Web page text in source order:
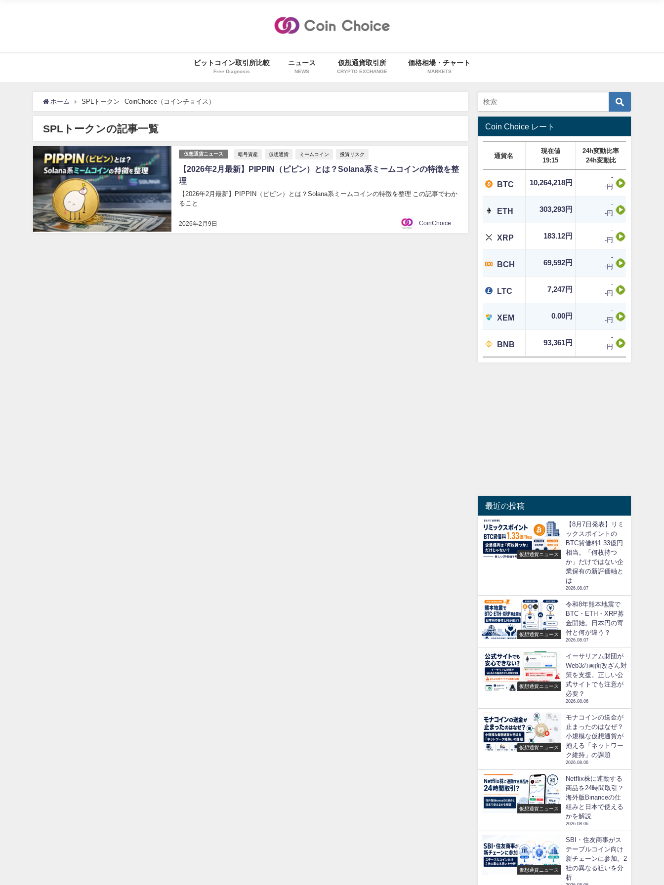
ビットコイン取引所比較
Free Diagnosis
ニュース
NEWS
仮想通貨取引所
CRYPTO EXCHANGE
価格相場・チャート
MARKETS
ホーム SPLトークン - CoinChoice（コインチョイス）
SPLトークンの記事一覧
仮想通貨ニュース 暗号資産 仮想通貨 ミームコイン 投資リスク
【2026年2月最新】PIPPIN（ピピン）とは？Solana系ミームコインの特徴を整
理
2026年2月9日
【2026年2月最新】PIPPIN（ピピン）とは？Solana系ミームコインの特徴を整理 この記事でわか
ること
Coin Choice レート
通貨名
現在値
19:15
24h変動比率
24h変動比
BTC 10,264,218円
-
-円
ETH 303,293円
-
-円
XRP 183.12円
-
-円
BCH 69,592円
-
-円
LTC 7,247円
-
-円
XEM 0.00円
-
-円
BNB 93,361円
-
-円
最近の投稿
仮想通貨ニュース
【8月7日発表】リミ
ックスポイントの
BTC貸借料1.33億円
相当。「何枚持つ
か」だけではない企
業保有の新評価軸と
は
2026.08.07
仮想通貨ニュース
令和8年熊本地震で
BTC・ETH・XRP募
金開始。日本円の寄
付と何が違う？
2026.08.07
仮想通貨ニュース
イーサリアム財団が
Web3の画面改ざん対
策を支援。正しい公
式サイトでも注意が
必要？
2026.08.06
仮想通貨ニュース
モナコインの送金が
止まったのはなぜ？
小規模な仮想通貨が
抱える「ネットワー
ク維持」の課題
2026.08.06
仮想通貨ニュース
Netflix株に連動する
商品を24時間取引？
海外版Binanceの仕
組みと日本で使える
かを解説
2026.08.06
仮想通貨ニュース
SBI・住友商事がス
テーブルコイン向け
新チェーンに参加。2
社の異なる狙いを分
析